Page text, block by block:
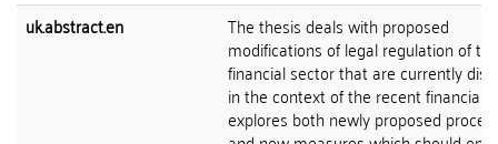
uk.abstract.en
The thesis deals with proposed
modifications of legal regulation of the
financial sector that are currently
in the context of the recent financial
explores both newly proposed